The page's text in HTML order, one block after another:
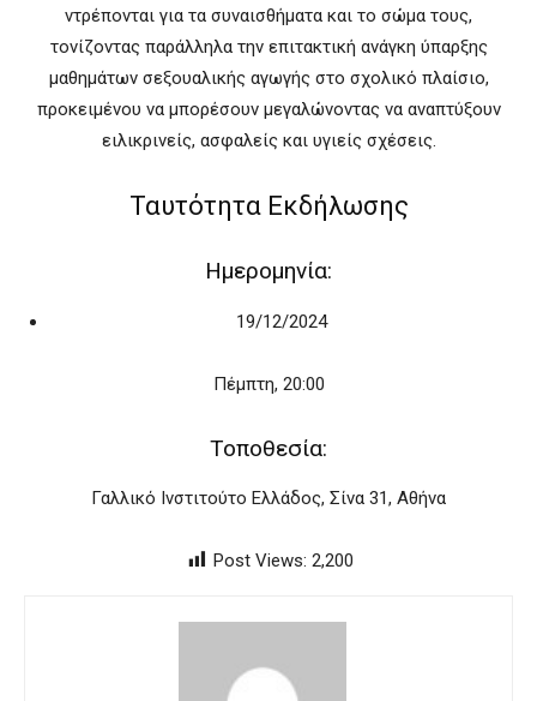
ντρέπονται για τα συναισθήματα και το σώμα τους,
τονίζοντας παράλληλα την επιτακτική ανάγκη ύπαρξης
μαθημάτων σεξουαλικής αγωγής στο σχολικό πλαίσιο,
προκειμένου να μπορέσουν μεγαλώνοντας να αναπτύξουν
ειλικρινείς, ασφαλείς και υγιείς σχέσεις.
Ταυτότητα Εκδήλωσης
Ημερομηνία:
19/12/2024
Πέμπτη, 20:00
Τοποθεσία:
Γαλλικό Ινστιτούτο Ελλάδος, Σίνα 31, Αθήνα
Post Views: 2,200